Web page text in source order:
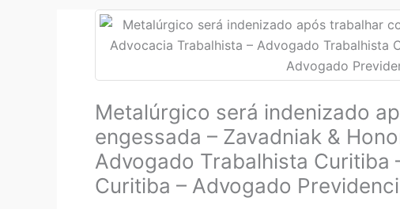
Metalúrgico será indenizado
engessada – Zavadniak &
Advogado Trabalhista Curitiba
Curitiba – Advogado